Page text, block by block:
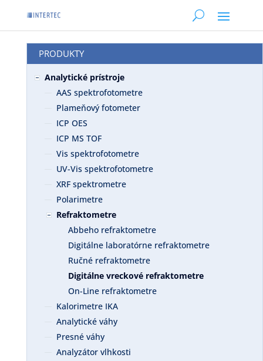
PRODUKTY
Analytické prístroje
AAS spektrofotometre
Plameňový fotometer
ICP OES
ICP MS TOF
Vis spektrofotometre
UV-Vis spektrofotometre
XRF spektrometre
Polarimetre
Refraktometre
Abbeho refraktometre
Digitálne laboratórne refraktometre
Ručné refraktometre
Digitálne vreckové refraktometre
On-Line refraktometre
Kalorimetre IKA
Analytické váhy
Presné váhy
Analyzátor vlhkosti